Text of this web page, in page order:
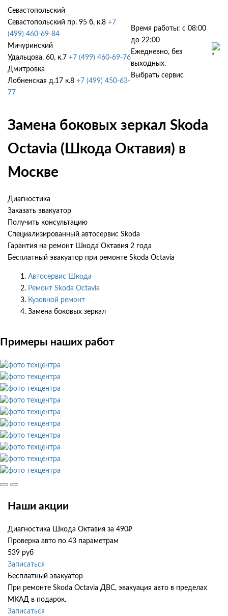
Севастопольский
Севастопольский пр. 95 б, к.8 +7
(499) 460-69-84
Мичуринский
Удальцова, 60, к.7 +7 (499) 460-69-76
Дмитровка
Лобненская д.17 к.8 +7 (499) 450-63-
77
Время работы: с 08:00
до 22:00
Ежедневно, без
выходных.
Выбрать сервис
Замена боковых зеркал Skoda
Octavia (Шкода Октавия) в
Москве
Диагностика
Заказать эвакуатор
Получить консультацию
Специализированный автосервис Skoda
Гарантия на ремонт Шкода Октавия 2 года
Бесплатный эвакуатор при ремонте Skoda Octavia
Автосервис Шкода
Ремонт Skoda Octavia
Кузовной ремонт
Замена боковых зеркал
Примеры наших работ
Наши акции
Диагностика Шкода Октавия за 490₽
Проверка авто по 43 параметрам
539 руб
Записаться
Бесплатный эвакуатор
При ремонте Skoda Octavia ДВС, эвакуация авто в пределах
МКАД в подарок.
Записаться